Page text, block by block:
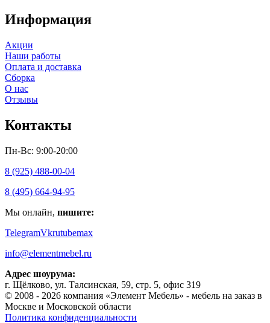
Информация
Акции
Наши работы
Оплата и доставка
Сборка
О нас
Отзывы
Контакты
Пн-Вс: 9:00-20:00
8 (925) 488-00-04
8 (495) 664-94-95
Мы онлайн, пишите:
TelegramVkrutubemax
info@elementmebel.ru
Адрес шоурума:
г. Щёлково, ул. Талсинская, 59, стр. 5, офис 319
© 2008 - 2026 компания «Элемент Мебель» - мебель на заказ в
Москве и Московской области
Политика конфиденциальности